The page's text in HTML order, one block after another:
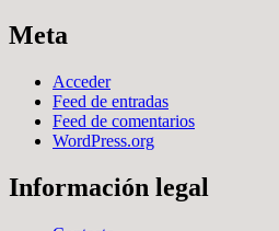
Meta
Acceder
Feed de entradas
Feed de comentarios
WordPress.org
Información legal